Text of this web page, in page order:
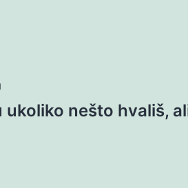
ukoliko nešto hvališ,